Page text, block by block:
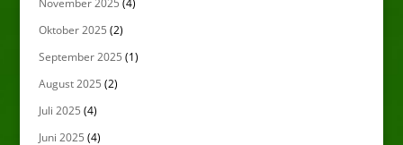
November 2025 (4)
Oktober 2025 (2)
September 2025 (1)
August 2025 (2)
Juli 2025 (4)
Juni 2025 (4)